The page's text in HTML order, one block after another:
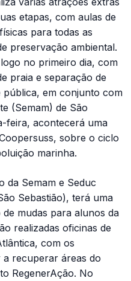
etapas, com aulas de
para todas as
preservação ambiental.
no primeiro dia, com
praia e separação de
em conjunto com
(Semam) de São
feira, acontecerá uma
sobre o ciclo
marinha.
da Semam e Seduc
Sebastião), terá uma
mudas para alunos da
realizadas oficinas de
com os
a recuperar áreas do
RegenerAção. No